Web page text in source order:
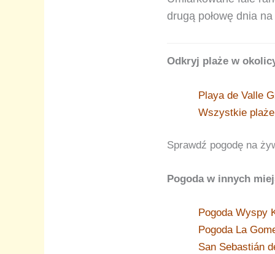
drugą połowę dnia
Odkryj plaże w
Playa de Valle
Wszystkie
Sprawdź pogodę na
Pogoda w innych
Pogoda Wyspy
Pogoda La
San Sebastián